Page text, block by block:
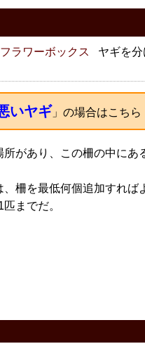
フラワーボックス ヤギを分
いヤギ 」の場合はこちら
があり、この柵の中にあ
柵を最低何個追加すれば
までだ。